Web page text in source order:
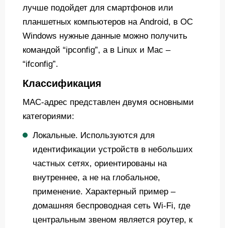
лучше подойдет для смартфонов или
планшетных компьютеров на Android, в ОС
Windows нужные данные можно получить
командой “ipconfig”, а в Linux и Mac –
“ifconfig”.
Классификация
MAC-адрес представлен двумя основными
категориями:
Локальные. Используются для
идентификации устройств в небольших
частных сетях, ориентированы на
внутреннее, а не на глобальное,
применение. Характерный пример –
домашняя беспроводная сеть Wi-Fi, где
центральным звеном является роутер, к